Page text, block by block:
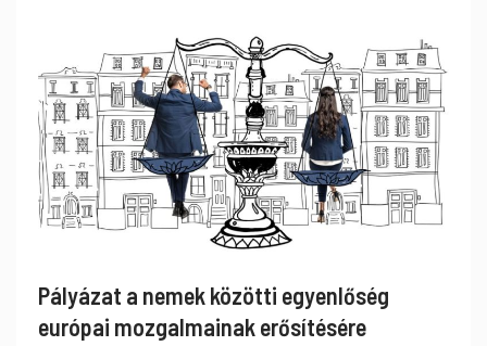
Pályázat a nemek közötti egyenlőség
európai mozgalmainak erősítésére